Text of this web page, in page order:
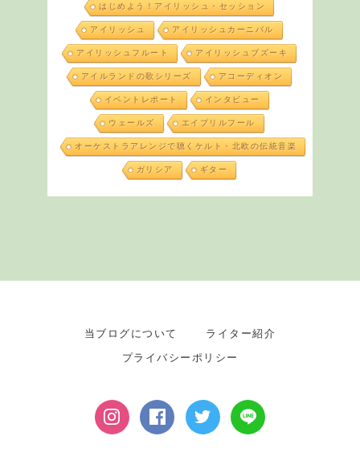
はじめよう！アイリッシュ・セッション
アイリッシュ アイリッシュカーニバル
アイリッシュフルート アイリッシュブズーキ
アイルランドの歌シリーズ アコーディオン
イベントレポート インタビュー
ウェールズ エイプリルフール
オーケストラアレンジで聴くケルト・北欧の伝統音楽
ガリシア ギター
当ブログについて
ライター紹介
プライバシーポリシー